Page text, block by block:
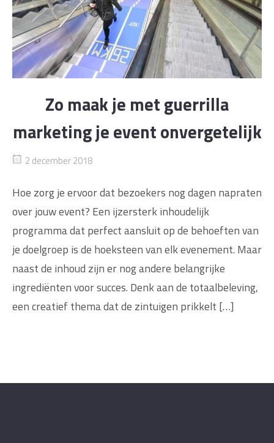
Zo maak je met guerrilla
marketing je event onvergetelijk
2 december 2018
Hoe zorg je ervoor dat bezoekers nog dagen napraten
over jouw event? Een ijzersterk inhoudelijk
programma dat perfect aansluit op de behoeften van
je doelgroep is de hoeksteen van elk evenement. Maar
naast de inhoud zijn er nog andere belangrijke
ingrediënten voor succes. Denk aan de totaalbeleving,
een creatief thema dat de zintuigen prikkelt […]